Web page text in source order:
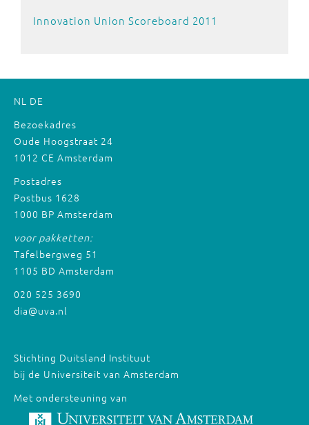
Innovation Union Scoreboard 2011
NL DE
Bezoekadres
Oude Hoogstraat 24
1012 CE Amsterdam
Postadres
Postbus 1628
1000 BP Amsterdam
voor pakketten:
Tafelbergweg 51
1105 BD Amsterdam
020 525 3690
dia@uva.nl
Stichting Duitsland Instituut
bij de Universiteit van Amsterdam
Met ondersteuning van